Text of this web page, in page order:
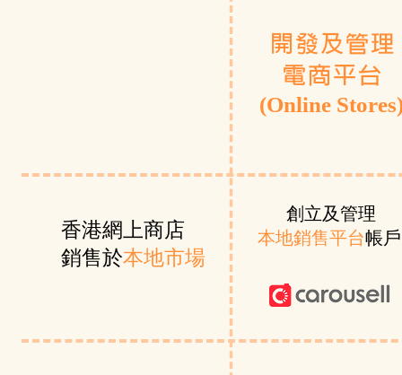
開發及管理
電商平台
(Online
香港網上商店
銷售於本地市場
創立及管理
本地銷售平台帳